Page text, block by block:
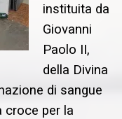
instituita da
Giovanni
Paolo II,
della Divina
di sangue
croce per la